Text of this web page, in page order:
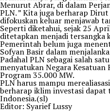
Menurut Abrar, di dalam
PLN. ” Kita juga berharap
difokuskan keluar menjawab
Seperti diketahui, sejak 25
ditetapkan menjadi tersangka
Pemerintah belum juga
Sofyan Basir dalam
Padahal PLN sebagai salah
menyatukan Negara
Program 35.000 MW.
PLN harus mampu
berharap iklim investasi dapat
Indonesia.(sl)
Editor: Syarief Lussy